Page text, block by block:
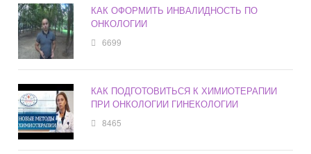
КАК ОФОРМИТЬ ИНВАЛИДНОСТЬ ПО
ОНКОЛОГИИ
6699
КАК ПОДГОТОВИТЬСЯ К ХИМИОТЕРАПИИ
ПРИ ОНКОЛОГИИ ГИНЕКОЛОГИИ
8465